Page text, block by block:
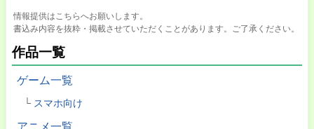
情報提供はこちらへお願いします。
書込み内容を抜粋・掲載させていただくことがあります。ご了承ください。
作品一覧
ゲーム一覧
スマホ向け
アニメ一覧